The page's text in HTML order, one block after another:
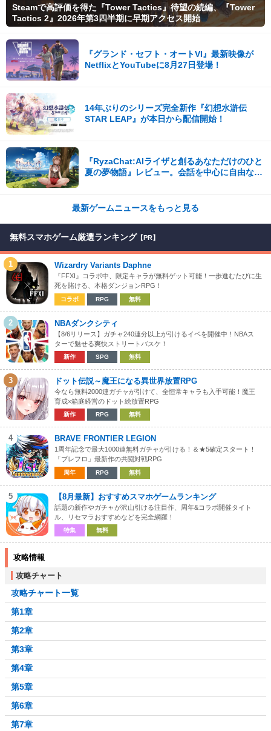
Steamで高評価を得た『Tower Tactics』待望の続編、『Tower
Tactics 2』2026年第3四半期に早期アクセス開始
『グランド・セフト・オートVI』最新映像が
NetflixとYouTubeに8月27日登場！
14年ぶりのシリーズ完全新作『幻想水滸伝
STAR LEAP』が本日から配信開始！
『RyzaChat:AIライザと創るあなただけのひと
夏の夢物語』レビュー。会話を中心に自由な冒
最新ゲームニュースをもっと見る
無料スマホゲーム厳選ランキング 【PR】
1 Wizardry Variants Daphne
『FFXI』コラボ中、限定キャラが無料ゲット可能！一歩進むたびに生
死を賭ける、本格ダンジョンRPG！
コラボ RPG 無料
2 NBAダンクシティ
【8/6リリース】ガチャ240連分以上が引けるイベを開催中！NBAス
ターで魅せる爽快ストリートバスケ！
新作 SPG 無料
3 ドット伝説～魔王になる異世界放置RPG
今なら無料2000連ガチャが引けて、全恒常キャラも入手可能！魔王
育成×箱庭経営のドット絵放置RPG
新作 RPG 無料
4 BRAVE FRONTIER LEGION
1周年記念で最大1000連無料ガチャが引ける！＆★5確定スタート！
「ブレフロ」最新作の共闘対戦RPG
周年 RPG 無料
5 【8月最新】おすすめスマホゲームランキング
話題の新作やガチャが沢山引ける注目作、周年&コラボ開催タイト
ル、リセマラおすすめなどを完全網羅！
特集 無料
攻略情報
攻略チャート
攻略チャート一覧
第1章
第2章
第3章
第4章
第5章
第6章
第7章